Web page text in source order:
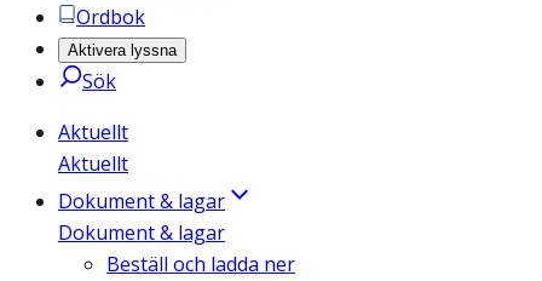
Ordbok
Aktivera lyssna
Sök
Aktuellt
Aktuellt
Dokument & lagar
Dokument & lagar
Beställ och ladda ner